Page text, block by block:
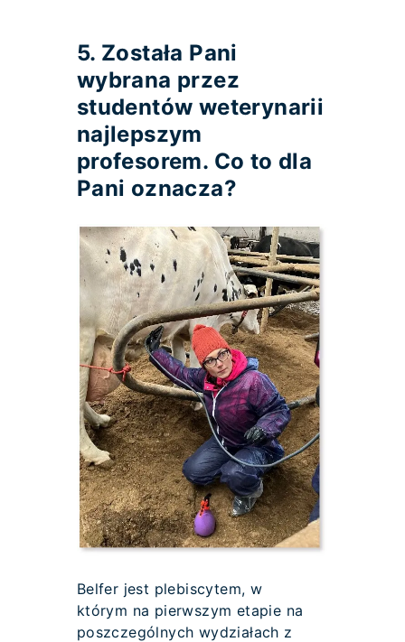
5. Została Pani
wybrana przez
studentów weterynarii
najlepszym
profesorem. Co to dla
Pani oznacza?
Belfer jest plebiscytem, w
którym na pierwszym etapie na
poszczególnych wydziałach z